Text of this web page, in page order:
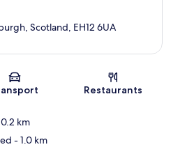
Carte
Scotland, EH12 6UA
Restaurants
km
- 1.0 km